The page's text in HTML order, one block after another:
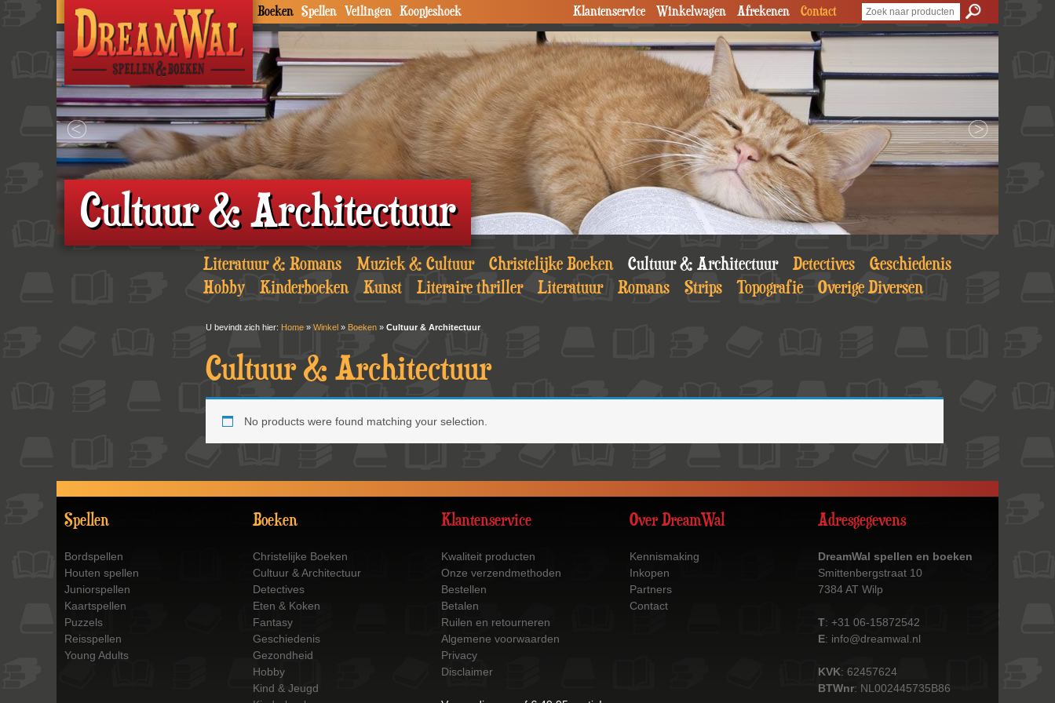
Boeken Spellen Veilingen Koopjeshoek Klantenservice Winkelwagen Afrekenen Contact
Cultuur & Architectuur
Literatuur & Romans Muziek & Cultuur Christelijke Boeken Cultuur & Architectuur Detectives
Geschiedenis
Hobby
Kinderboeken Kunst Literaire thriller Literatuur Romans Strips Topografie Overige Diversen
U bevindt zich hier: Home » Winkel » Boeken » Cultuur & Architectuur
Cultuur & Architectuur
No products were found matching your selection.
Spellen
Bordspellen
Houten spellen
Juniorspellen
Kaartspellen
Puzzels
Reisspellen
Young Adults
Boeken
Christelijke Boeken
Cultuur & Architectuur
Detectives
Eten & Koken
Fantasy
Geschiedenis
Gezondheid
Hobby
Kind & Jeugd
Klantenservice
Kwaliteit producten
Onze verzendmethoden
Bestellen
Betalen
Ruilen en retourneren
Algemene voorwaarden
Privacy
Disclaimer
Over DreamWal
Kennismaking
Inkopen
Partners
Contact
Adresgegevens
DreamWal spellen en boeken
Smittenbergstraat 10
7384 AT Wilp
T: +31 06-15872542
E: info@dreamwal.nl
KVK: 62457624
BTWnr: NL002445735B86